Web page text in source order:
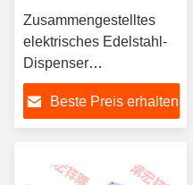
Zusammengestelltes
elektrisches Edelstahl-
Dispenser
Pneumatisches
Drehventil
Beste Preis erhalten